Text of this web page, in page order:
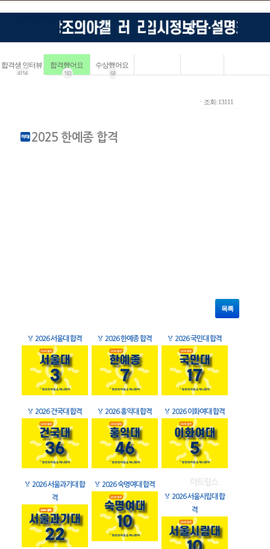
합격생 인터뷰
4114
합격했어요
183
수상했어요
68
ㆍ조회: 13111
2025 한예종 합격
목록
🏅 2026 서울대 합격 🏅 2026 한예종 합격 🏅 2026 국민대 합격
🏅 2026 건국대 합격 🏅 2026 홍익대 합격 🏅 2026 이화여대 합격
🏅 2026 서울과기대 합
격
🏅 2026 숙명여대 합격
🏅 2026 서울시립대 합
격